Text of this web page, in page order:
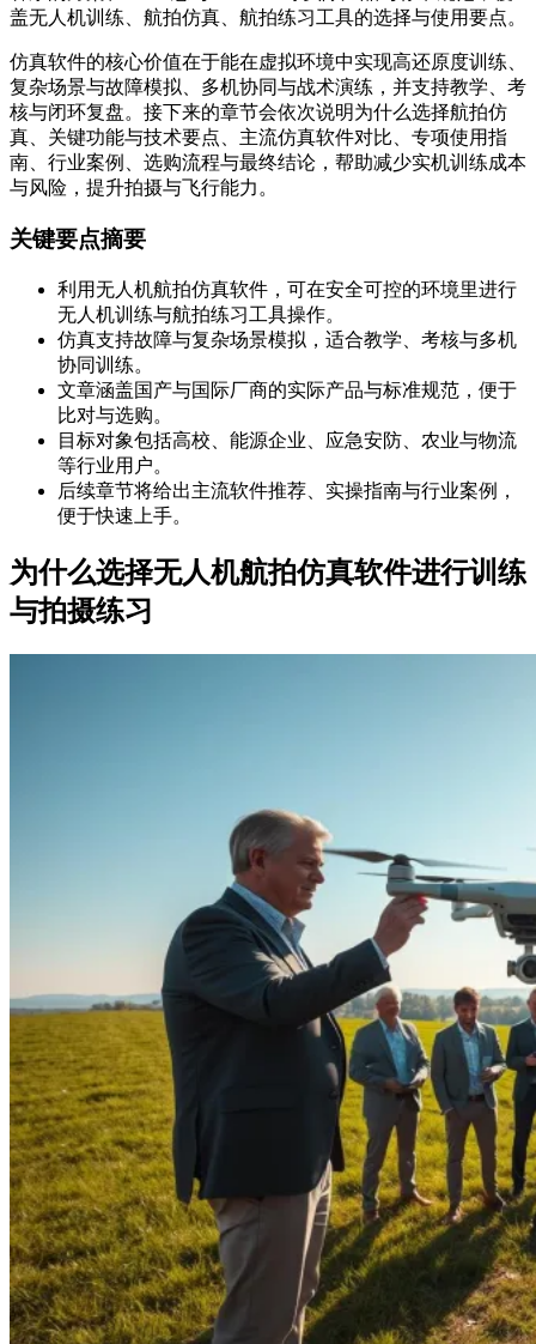
盖无人机训练、航拍仿真、航拍练习工具的选择与使用要点。
仿真软件的核心价值在于能在虚拟环境中实现高还原度训练、
复杂场景与故障模拟、多机协同与战术演练，并支持教学、考
核与闭环复盘。接下来的章节会依次说明为什么选择航拍仿
真、关键功能与技术要点、主流仿真软件对比、专项使用指
南、行业案例、选购流程与最终结论，帮助减少实机训练成本
与风险，提升拍摄与飞行能力。
关键要点摘要
利用无人机航拍仿真软件，可在安全可控的环境里进行
无人机训练与航拍练习工具操作。
仿真支持故障与复杂场景模拟，适合教学、考核与多机
协同训练。
文章涵盖国产与国际厂商的实际产品与标准规范，便于
比对与选购。
目标对象包括高校、能源企业、应急安防、农业与物流
等行业用户。
后续章节将给出主流软件推荐、实操指南与行业案例，
便于快速上手。
为什么选择无人机航拍仿真软件进行训练
与拍摄练习